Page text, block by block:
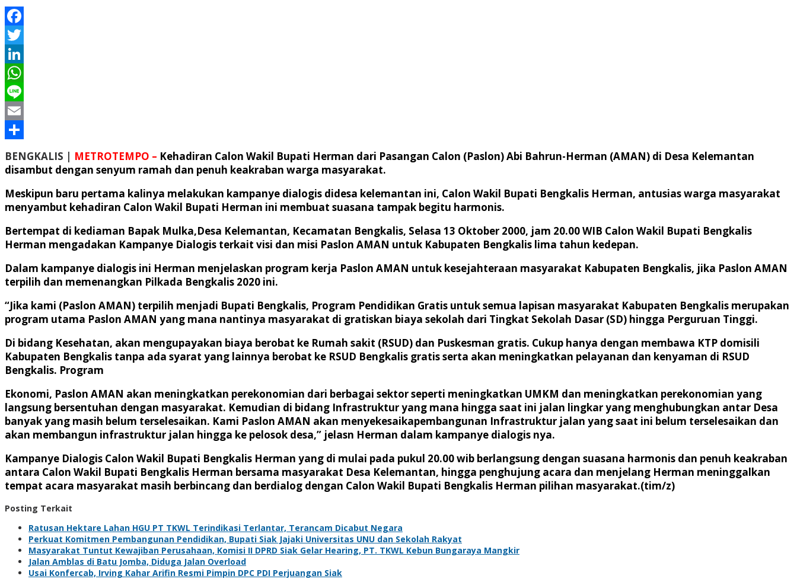
Facebook
Twitter
LinkedIn
WhatsApp
Line
Email
BENGKALIS | METROTEMPO – Kehadiran Calon Wakil Bupati Herman dari Pasangan Calon (Paslon) Abi Bahrun-Herman (AMAN) di Desa Kelemantan
disambut dengan senyum ramah dan penuh keakraban warga masyarakat.
Meskipun baru pertama kalinya melakukan kampanye dialogis didesa kelemantan ini, Calon Wakil Bupati Bengkalis Herman, antusias warga masyarakat
menyambut kehadiran Calon Wakil Bupati Herman ini membuat suasana tampak begitu harmonis.
Bertempat di kediaman Bapak Mulka,Desa Kelemantan, Kecamatan Bengkalis, Selasa 13 Oktober 2000, jam 20.00 WIB Calon Wakil Bupati Bengkalis
Herman mengadakan Kampanye Dialogis terkait visi dan misi Paslon AMAN untuk Kabupaten Bengkalis lima tahun kedepan.
Dalam kampanye dialogis ini Herman menjelaskan program kerja Paslon AMAN untuk kesejahteraan masyarakat Kabupaten Bengkalis, jika Paslon AMAN
terpilih dan memenangkan Pilkada Bengkalis 2020 ini.
“Jika kami (Paslon AMAN) terpilih menjadi Bupati Bengkalis, Program Pendidikan Gratis untuk semua lapisan masyarakat Kabupaten Bengkalis merupakan
program utama Paslon AMAN yang mana nantinya masyarakat di gratiskan biaya sekolah dari Tingkat Sekolah Dasar (SD) hingga Perguruan Tinggi.
Di bidang Kesehatan, akan mengupayakan biaya berobat ke Rumah sakit (RSUD) dan Puskesman gratis. Cukup hanya dengan membawa KTP domisili
Kabupaten Bengkalis tanpa ada syarat yang lainnya berobat ke RSUD Bengkalis gratis serta akan meningkatkan pelayanan dan kenyaman di RSUD
Bengkalis. Program
Ekonomi, Paslon AMAN akan meningkatkan perekonomian dari berbagai sektor seperti meningkatkan UMKM dan meningkatkan perekonomian yang
langsung bersentuhan dengan masyarakat. Kemudian di bidang Infrastruktur yang mana hingga saat ini jalan lingkar yang menghubungkan antar Desa
banyak yang masih belum terselesaikan. Kami Paslon AMAN akan menyekesaikapembangunan Infrastruktur jalan yang saat ini belum terselesaikan dan
akan membangun infrastruktur jalan hingga ke pelosok desa,” jelasn Herman dalam kampanye dialogis nya.
Kampanye Dialogis Calon Wakil Bupati Bengkalis Herman yang di mulai pada pukul 20.00 wib berlangsung dengan suasana harmonis dan penuh keakraban
antara Calon Wakil Bupati Bengkalis Herman bersama masyarakat Desa Kelemantan, hingga penghujung acara dan menjelang Herman meninggalkan
tempat acara masyarakat masih berbincang dan berdialog dengan Calon Wakil Bupati Bengkalis Herman pilihan masyarakat.(tim/z)
Posting Terkait
Ratusan Hektare Lahan HGU PT TKWL Terindikasi Terlantar, Terancam Dicabut Negara
Perkuat Komitmen Pembangunan Pendidikan, Bupati Siak Jajaki Universitas UNU dan Sekolah Rakyat
Masyarakat Tuntut Kewajiban Perusahaan, Komisi II DPRD Siak Gelar Hearing, PT. TKWL Kebun Bungaraya Mangkir
Jalan Amblas di Batu Jomba, Diduga Jalan Overload
Usai Konfercab, Irving Kahar Arifin Resmi Pimpin DPC PDI Perjuangan Siak